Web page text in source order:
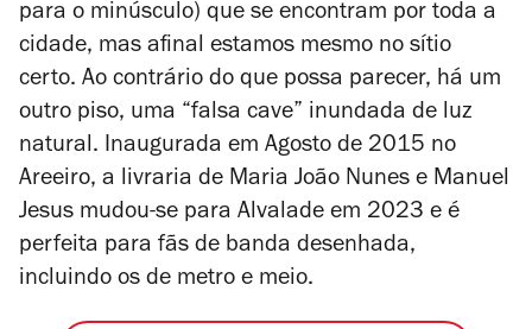
para o minúsculo) que se encontram por toda a
cidade, mas afinal estamos mesmo no sítio
certo. Ao contrário do que possa parecer, há um
outro piso, uma “falsa cave” inundada de luz
natural. Inaugurada em Agosto de 2015 no
Areeiro, a livraria de Maria João Nunes e Manuel
Jesus mudou-se para Alvalade em 2023 e é
perfeita para fãs de banda desenhada,
incluindo os de metro e meio.